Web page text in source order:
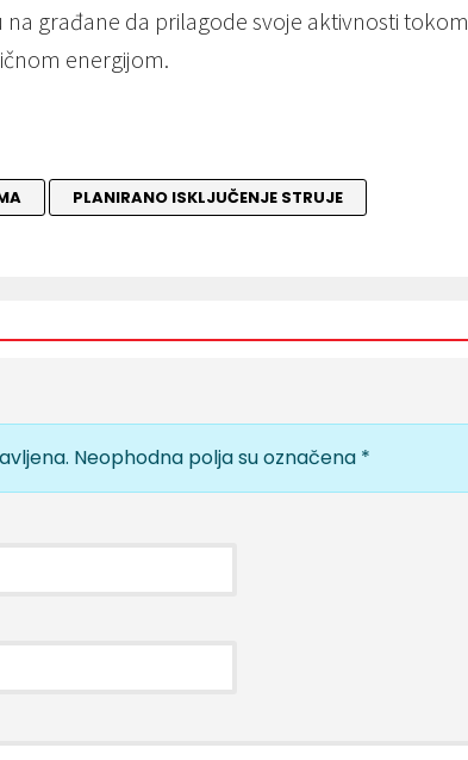
građane da prilagode svoje aktivnosti tokom
energijom.
PLANIRANO ISKLJUČENJE STRUJE
Neophodna polja su označena *